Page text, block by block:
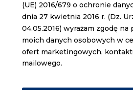
(UE) 2016/679 o ochronie
dnia 27 kwietnia 2016 r. (Dz.
04.05.2016) wyrażam zgodę
moich danych osobowych w
ofert marketingowych,
mailowego.